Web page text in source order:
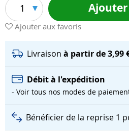
1
Ajouter aux favoris
Livraison à partir de 3,99
Débit à l'expédition
- Voir tous nos modes de
Bénéficier de la reprise 1